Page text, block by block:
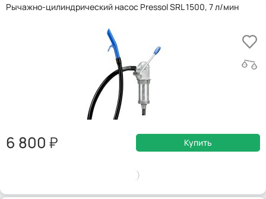
Рычажно-цилиндрический насос Pressol SRL 1500, 7 л/мин
6 800 Купить